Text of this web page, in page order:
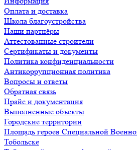
Оплата и доставка
Школа благоустройства
Наши партнёры
Аттестованные строители
Сертификаты и документы
Политика конфиденциальности
Антикоррупционная политика
Вопросы и ответы
Обратная связь
Прайс и документация
Выполненные объекты
Городские территории
Площадь героев Специальной
Тобольске